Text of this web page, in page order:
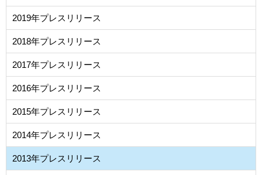
2019年プレスリリース
2018年プレスリリース
2017年プレスリリース
2016年プレスリリース
2015年プレスリリース
2014年プレスリリース
2013年プレスリリース